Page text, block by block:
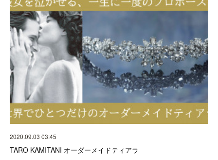
2020.09.03 03:45
TARO KAMITANI オーダーメイドティアラ